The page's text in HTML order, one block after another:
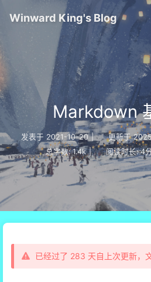
Winward King's Blog
Markdown
发表于 2021-10-20 | 更新于
总字数: 1.4k | 阅读时长: 4
已经过了 283 天自上次更新，